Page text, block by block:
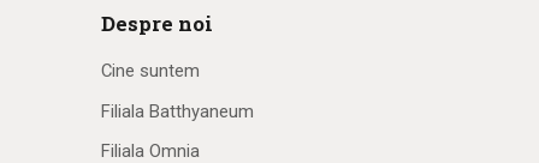
Despre noi
Cine suntem
Filiala Batthyaneum
Filiala Omnia